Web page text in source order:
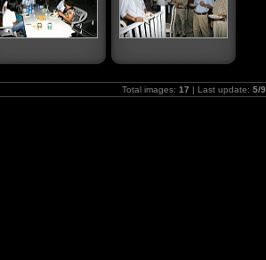
Total images: 17 | Last update: 5/